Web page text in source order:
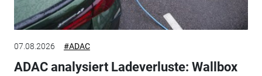
07.08.2026 #ADAC
ADAC analysiert Ladeverluste: Wallbox